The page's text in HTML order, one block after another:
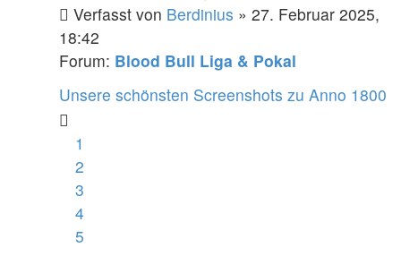
Verfasst von Berdinius » 27. Februar 2025,
18:42
Forum: Blood Bull Liga & Pokal
Unsere schönsten Screenshots zu Anno 1800
1
2
3
4
5